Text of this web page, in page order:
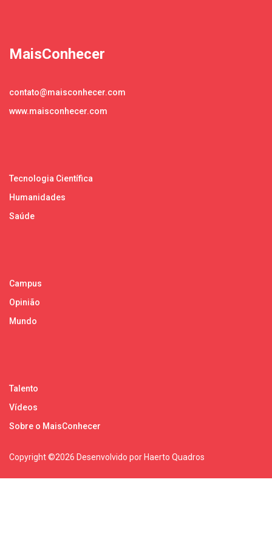
MaisConhecer
contato@maisconhecer.com
www.maisconhecer.com
Tecnologia Científica
Humanidades
Saúde
Campus
Opinião
Mundo
Talento
Vídeos
Sobre o MaisConhecer
Copyright ©2026 Desenvolvido por Haerto Quadros